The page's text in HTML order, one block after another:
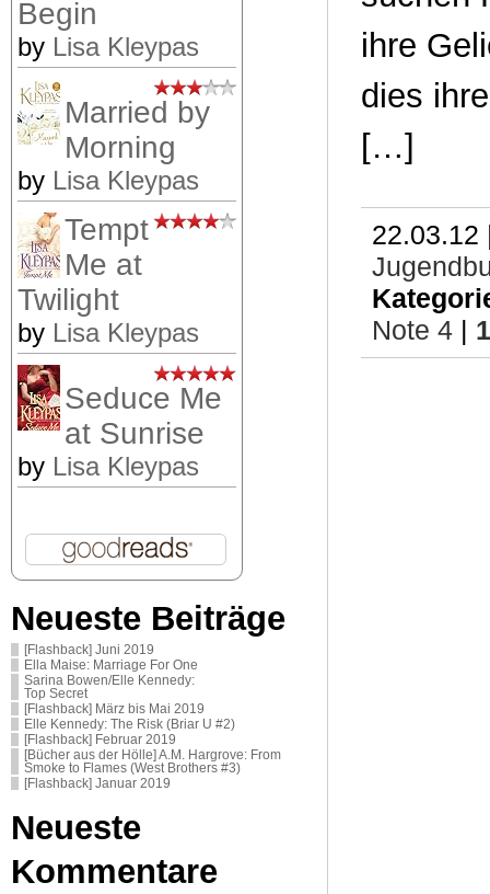
Begin
by Lisa Kleypas
Married by
Morning
by Lisa Kleypas
Tempt
Me at
Twilight
by Lisa Kleypas
Seduce Me
at Sunrise
by Lisa Kleypas
Neueste Beiträge
[Flashback] Juni 2019
Ella Maise: Marriage For One
Sarina Bowen/Elle Kennedy:
Top Secret
[Flashback] März bis Mai 2019
Elle Kennedy: The Risk (Briar U #2)
[Flashback] Februar 2019
[Bücher aus der Hölle] A.M. Hargrove: From
Smoke to Flames (West Brothers #3)
[Flashback] Januar 2019
Neueste
Kommentare
ihre
dies
[…]
Note 4 |